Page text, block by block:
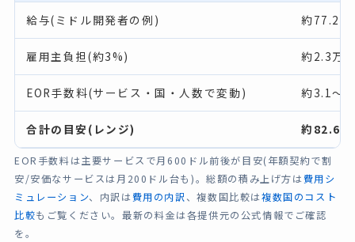
給与(ミドル開発者の例) 約77.2万
雇用主負担(約3%) 約2.3万
EOR手数料(サービス・国・人数で変動) 約3.1〜
合計の目安(レンジ) 約82.6
EOR手数料は主要サービスで月600ドル前後が目安(年額契約で割
安/安価なサービスは月200ドル台も)。総額の積み上げ方は費用シ
ミュレーション、内訳は費用の内訳、複数国比較は複数国のコスト
比較もご覧ください。最新の料金は各提供元の公式情報でご確認
を。